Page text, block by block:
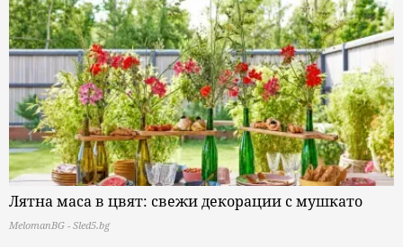
Лятна маса в цвят: свежи декорации с мушкато
MelomanBG - Sled5.bg